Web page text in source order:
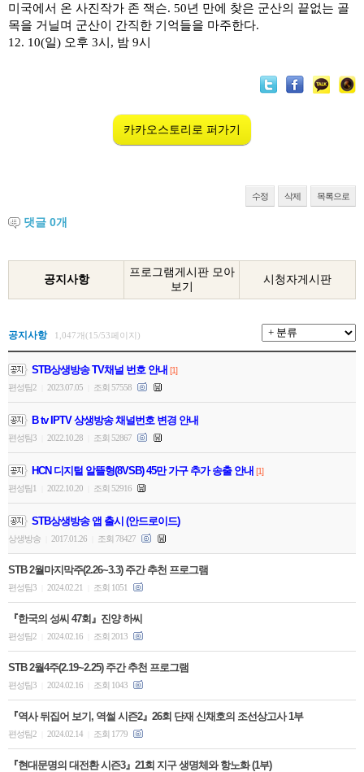
미국에서 온 사진작가 존 잭슨. 50년 만에 찾은 군산의 끝없는 골
목을 거닐며 군산이 간직한 기억들을 마주한다.
12. 10(일) 오후 3시 , 밤 9시
카카오스토리로 퍼가기
수정 삭제 목록으로
댓글 0개
공지사항
프로그램게시판 모아
보기
시청자게시판
공지사항 1,047개(15/53페이지)
STB상생방송 TV채널 번호 안내 [1]
편성팀2
2023.07.05 조회 57558
B tv IPTV 상생방송 채널번호 변경 안내
편성팀3 2022.10.28 조회 52867
HCN 디지털 알뜰형(8VSB) 45만 가구 추가 송출 안내 [1]
편성팀1
2022.10.20 조회 52916
STB상생방송 앱 출시 (안드로이드)
상생방송 2017.01.26 조회 78427
STB 2월마지막주(2.26~3.3) 주간 추천 프로그램
편성팀3 2024.02.21 조회 1051
『한국의 성씨 47회』진양 하씨
편성팀2 2024.02.16 조회 2013
STB 2월4주(2.19~2.25) 주간 추천 프로그램
편성팀3 2024.02.16 조회 1043
『역사 뒤집어 보기, 역썰 시즌2』26회 단재 신채호의 조선상고사 1부
편성팀2 2024.02.14 조회 1779
『현대문명의 대전환 시즌3』21회 지구 생명체와 항노화 (1부)